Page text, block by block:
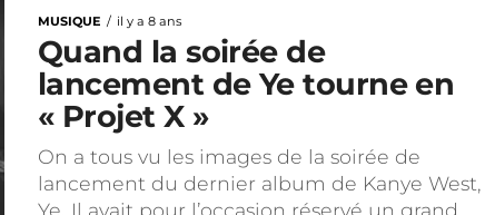
MUSIQUE il y a 8 ans
Quand la soirée de
lancement de Ye tourne en
« Projet X »
On a tous vu les images de la soirée de
lancement du dernier album de Kanye West,
Ye. Il avait pour l’occasion réservé un grand